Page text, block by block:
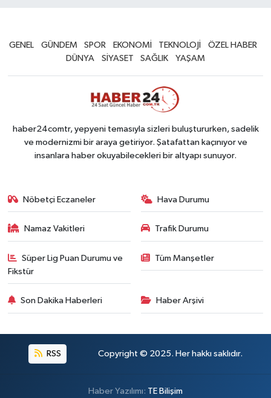
GENEL GÜNDEM SPOR EKONOMİ TEKNOLOJİ
ÖZEL HABER
DÜNYA
SİYASET SAĞLIK YAŞAM
haber24comtr, yepyeni temasıyla sizleri buluştururken, sadelik
ve modernizmi bir araya getiriyor. Şatafattan kaçınıyor ve
insanlara haber okuyabilecekleri bir altyapı sunuyor.
Nöbetçi Eczaneler Hava Durumu
Namaz Vakitleri Trafik Durumu
Süper Lig Puan Durumu ve
Fikstür
Tüm Manşetler
Son Dakika Haberleri Haber Arşivi
RSS Copyright © 2025. Her hakkı saklıdır.
Haber Yazılımı: TE Bilişim